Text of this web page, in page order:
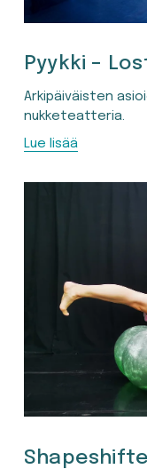
Pyykki –
Arkipäiväisten
nukketeatteria.
Lue lisää